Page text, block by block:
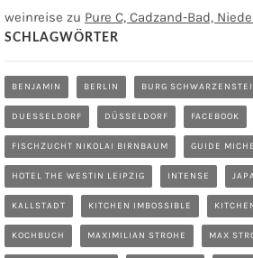
weinreise zu Pure C, Cadzand-Bad,
SCHLAGWÖRTER
BENJAMIN BERLIN BURG
DUESSELDORF DÜSSELDORF FACEBOOK
FISCHZUCHT NIKOLAI BIRNBAUM GUIDE
HOTEL THE WESTIN LEIPZIG INTENSE
KALLSTADT KITCHEN IMBOSSIBLE
KOCHBUCH MAXIMILIAN STROHE MAX